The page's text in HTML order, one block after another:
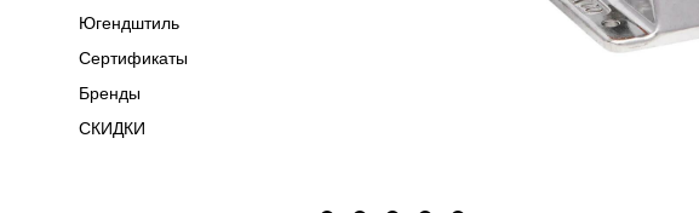
Югендштиль
Сертификаты
Бренды
СКИДКИ